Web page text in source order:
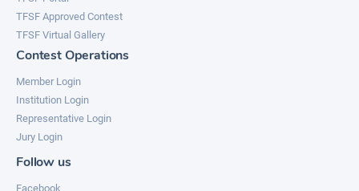
TFSF Approved Contest
TFSF Virtual Gallery
Contest Operations
Member Login
Institution Login
Representative Login
Jury Login
Follow us
Facebook